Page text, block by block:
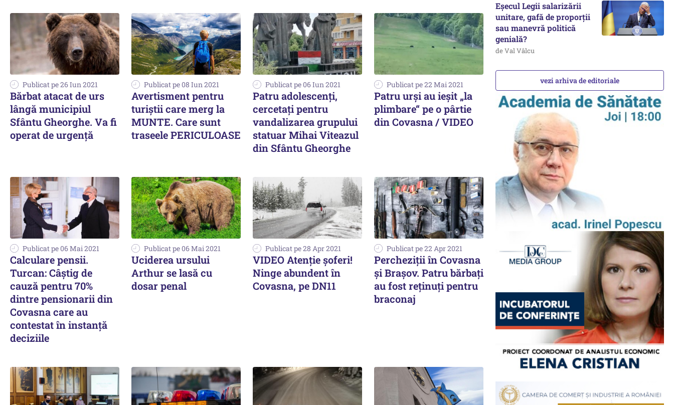
Publicat pe 26 Iun 2021
Bărbat atacat de urs
lângă municipiul
Sfântu Gheorghe. Va fi
operat de urgență
Publicat pe 08 Iun 2021
Avertisment pentru
turiștii care merg la
MUNTE. Care sunt
traseele PERICULOASE
Publicat pe 06 Iun 2021
Patru adolescenţi,
cercetaţi pentru
vandalizarea grupului
statuar Mihai Viteazul
din Sfântu Gheorghe
Publicat pe 22 Mai 2021
Patru urși au ieșit „la
plimbare“ pe o pârtie
din Covasna / VIDEO
Publicat pe 06 Mai 2021
Calculare pensii.
Turcan: Câștig de
cauză pentru 70%
dintre pensionarii din
Covasna care au
contestat în instanță
deciziile
Publicat pe 06 Mai 2021
Uciderea ursului
Arthur se lasă cu
dosar penal
Publicat pe 28 Apr 2021
VIDEO Atenție șoferi!
Ninge abundent în
Covasna, pe DN11
Publicat pe 22 Apr 2021
Percheziții în Covasna
și Brașov. Patru bărbați
au fost reținuți pentru
braconaj
Eșecul Legii salarizării
unitare, gafă de proporții
sau manevră politică
genială?
de Val Vâlcu
vezi arhiva de editoriale